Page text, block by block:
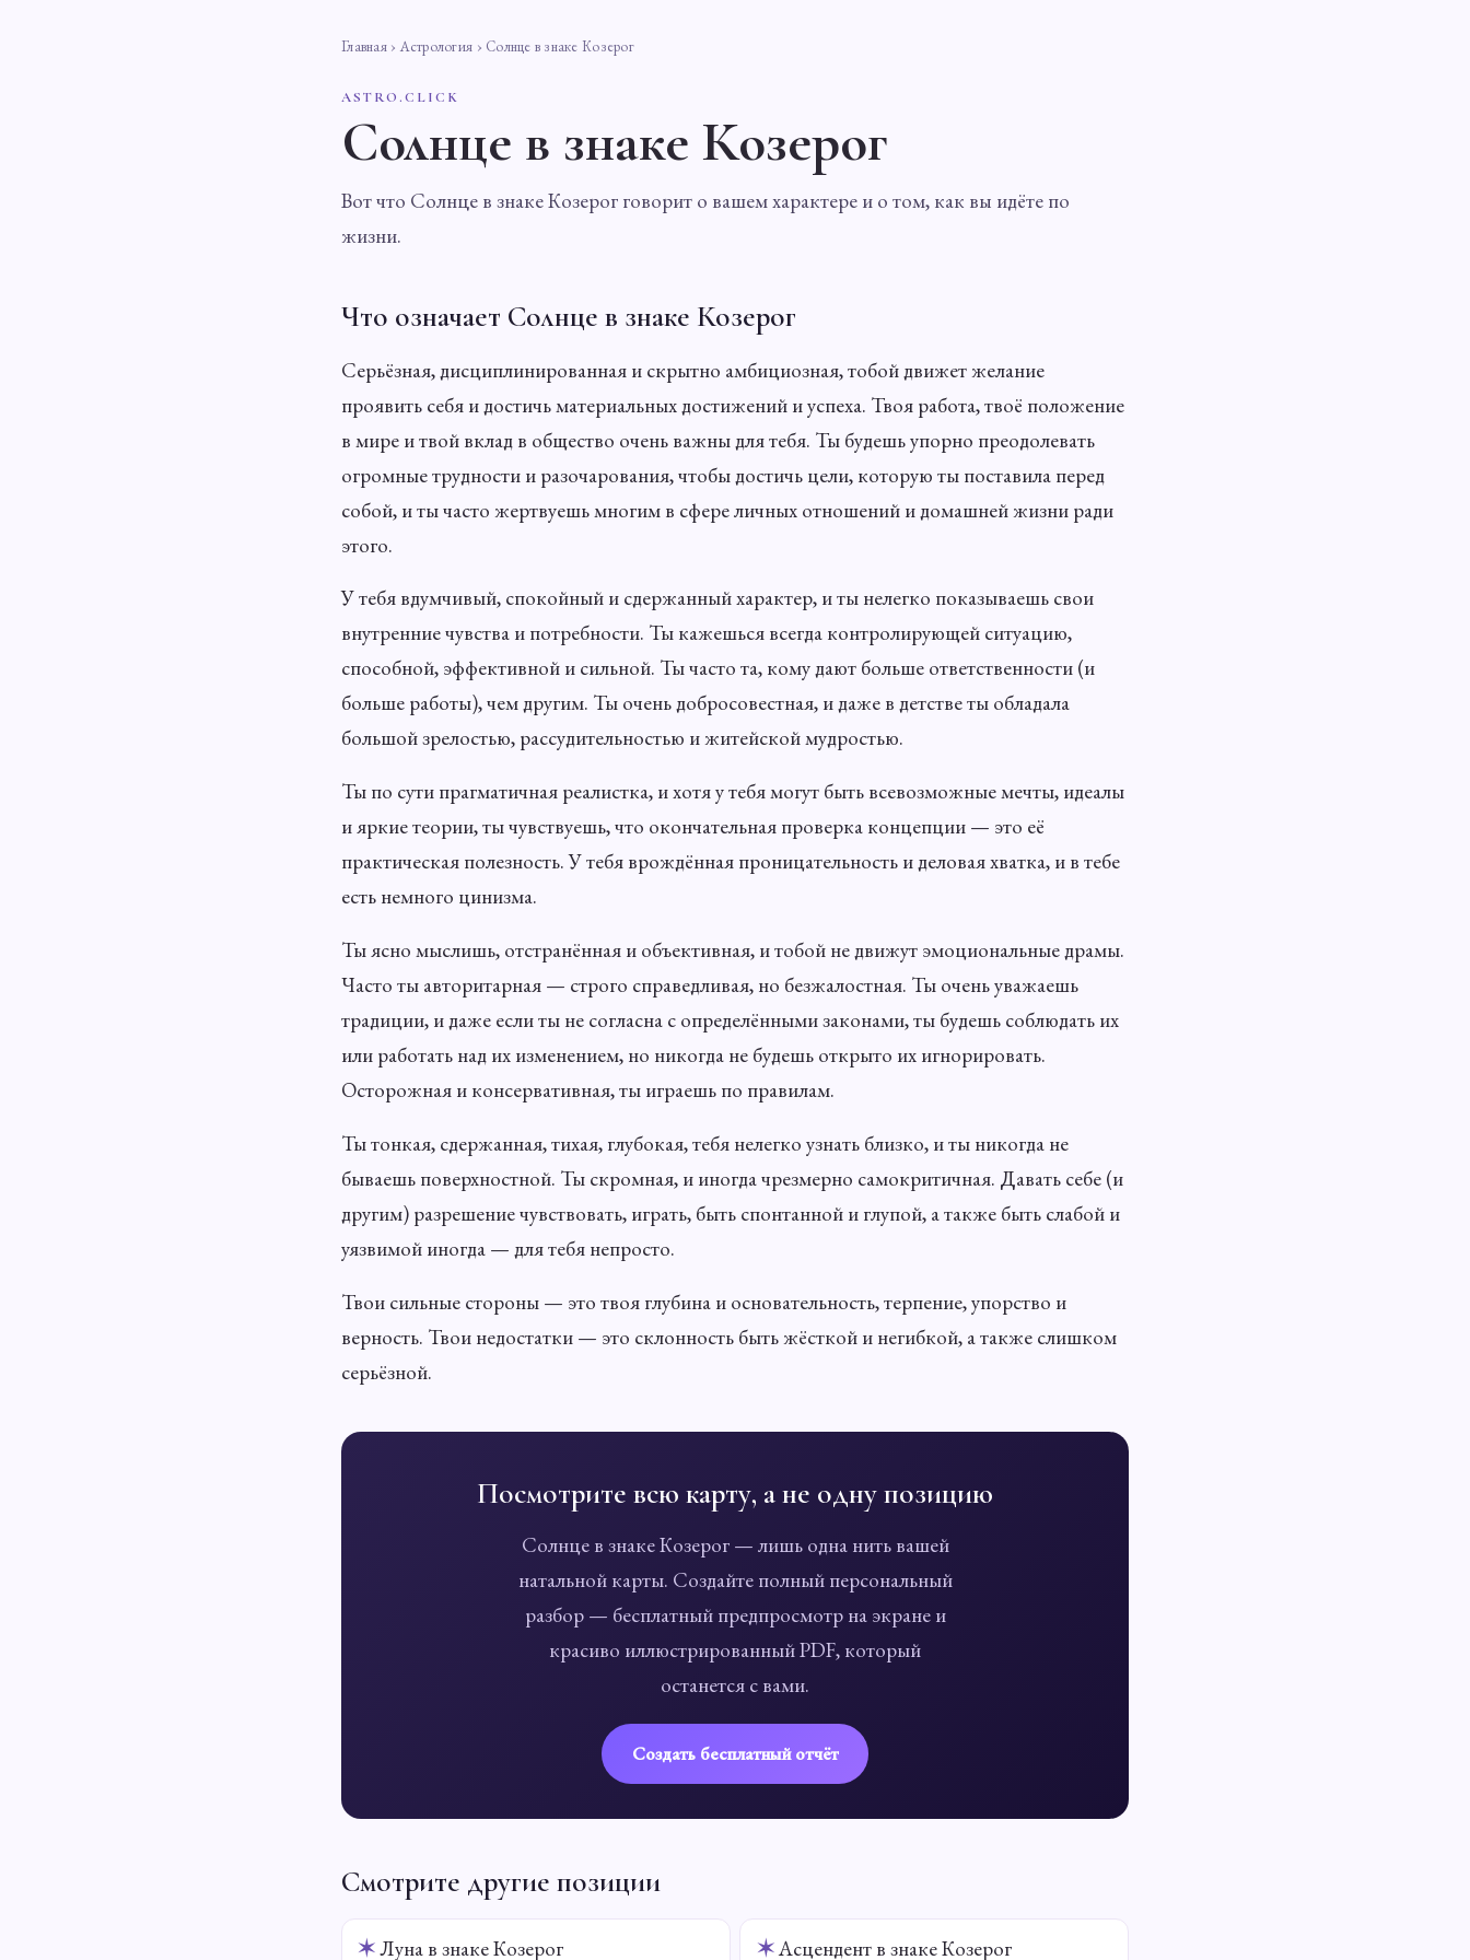
Главная› Астрология › Солнце в знаке Козерог
ASTRO.CLICK
Солнце в знаке Козерог
Вот что Солнце в знаке Козерог говорит о вашем характере и о том, как вы идёте по
жизни.
Что означает Солнце в знаке Козерог
Серьёзная, дисциплинированная и скрытно амбициозная, тобой движет желание
проявить себя и достичь материальных достижений и успеха. Твоя работа, твоё положение
в мире и твой вклад в общество очень важны для тебя. Ты будешь упорно преодолевать
огромные трудности и разочарования, чтобы достичь цели, которую ты поставила перед
собой, и ты часто жертвуешь многим в сфере личных отношений и домашней жизни ради
этого.
У тебя вдумчивый, спокойный и сдержанный характер, и ты нелегко показываешь свои
внутренние чувства и потребности. Ты кажешься всегда контролирующей ситуацию,
способной, эффективной и сильной. Ты часто та, кому дают больше ответственности (и
больше работы), чем другим. Ты очень добросовестная, и даже в детстве ты обладала
большой зрелостью, рассудительностью и житейской мудростью.
Ты по сути прагматичная реалистка, и хотя у тебя могут быть всевозможные мечты, идеалы
и яркие теории, ты чувствуешь, что окончательная проверка концепции — это её
практическая полезность. У тебя врождённая проницательность и деловая хватка, и в тебе
есть немного цинизма.
Ты ясно мыслишь, отстранённая и объективная, и тобой не движут эмоциональные драмы.
Часто ты авторитарная — строго справедливая, но безжалостная. Ты очень уважаешь
традиции, и даже если ты не согласна с определёнными законами, ты будешь соблюдать их
или работать над их изменением, но никогда не будешь открыто их игнорировать.
Осторожная и консервативная, ты играешь по правилам.
Ты тонкая, сдержанная, тихая, глубокая, тебя нелегко узнать близко, и ты никогда не
бываешь поверхностной. Ты скромная, и иногда чрезмерно самокритичная. Давать себе (и
другим) разрешение чувствовать, играть, быть спонтанной и глупой, а также быть слабой и
уязвимой иногда — для тебя непросто.
Твои сильные стороны — это твоя глубина и основательность, терпение, упорство и
верность. Твои недостатки — это склонность быть жёсткой и негибкой, а также слишком
серьёзной.
Посмотрите всю карту, а не одну позицию
Солнце в знаке Козерог — лишь одна нить вашей
натальной карты. Создайте полный персональный
разбор — бесплатный предпросмотр на экране и
красиво иллюстрированный PDF, который
останется с вами.
Создать бесплатный отчёт
Смотрите другие позиции
✶Луна в знаке Козерог ✶Асцендент в знаке Козерог